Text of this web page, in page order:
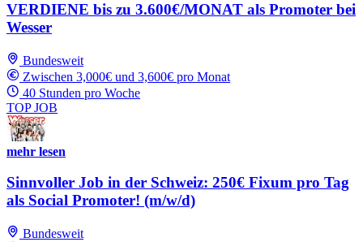
VERDIENE bis zu 3.600€/MONAT als Promoter bei
Wesser
Bundesweit
Zwischen 3,000€ und 3,600€ pro Monat
40 Stunden pro Woche
TOP JOB
mehr lesen
Sinnvoller Job in der Schweiz: 250€ Fixum pro Tag
als Social Promoter! (m/w/d)
Bundesweit